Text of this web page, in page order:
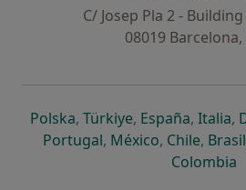
C/ Josep Pla 2 -
08019 Barcelona,
Polskase abre en una nueva
, Türkiyese abre en una
, Españase abre
, Italia,
Portugalse abre en una
, Méxicose abre en
, Chilese
, Brasil
Colombia